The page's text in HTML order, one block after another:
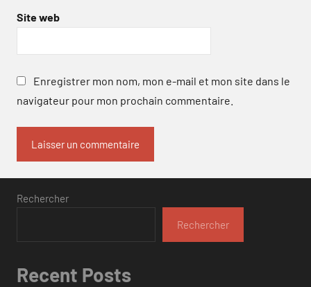
Site web
Enregistrer mon nom, mon e-mail et mon site dans le
navigateur pour mon prochain commentaire.
Rechercher
Rechercher
Recent Posts